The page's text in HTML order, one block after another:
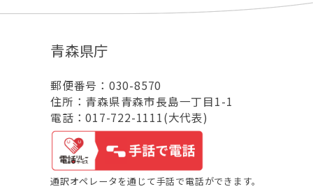
青森県庁
郵便番号：030-8570
住所：青森県青森市長島一丁目1-1
電話：017-722-1111(大代表)
通訳オペレータを通じて手話で電話ができます。